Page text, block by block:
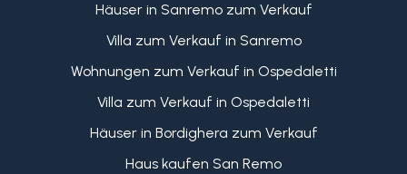
Häuser in Sanremo zum Verkauf
Villa zum Verkauf in Sanremo
Wohnungen zum Verkauf in Ospedaletti
Villa zum Verkauf in Ospedaletti
Häuser in Bordighera zum Verkauf
Haus kaufen San Remo